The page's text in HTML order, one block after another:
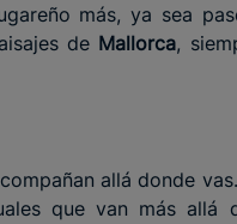
más, ya sea
de Mallorca,
allá donde
que van más allá